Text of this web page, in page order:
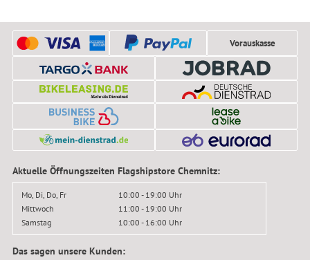
Vorauskasse
Aktuelle Öffnungszeiten Flagshipstore Chemnitz:
Mo, Di, Do, Fr
10:00 - 19:00 Uhr
Mittwoch
11:00 - 19:00 Uhr
Samstag
10:00 - 16:00 Uhr
Das sagen unsere Kunden: